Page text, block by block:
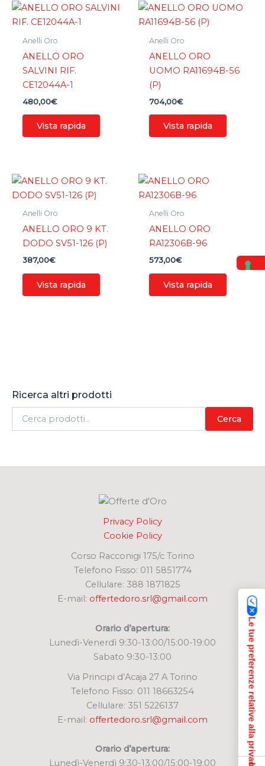
Ricerca altri prodotti
Cerca
Anelli Oro
ANELLO ORO
SALVINI RIF.
CE12044A-1
480,00€
Vista rapida
Anelli Oro
ANELLO ORO
UOMO RA11694B-56
(P)
704,00€
Vista rapida
Anelli Oro
ANELLO ORO 9 KT.
DODO SV51-126 (P)
387,00€
Vista rapida
Anelli Oro
ANELLO ORO
RA12306B-96
573,00€
Vista rapida
Privacy Policy
Cookie Policy
Corso Racconigi 175/c Torino
Telefono Fisso: 011 5851774
Cellulare: 388 1871825
E-mail: offertedoro.srl@gmail.com
Orario d’apertura:
Lunedì-Venerdì 9:30-13:00/15:00-19:00
Sabato 9:30-13:00
Via Principi d’Acaja 27 A Torino
Telefono Fisso: 011 18663254
Cellulare: 351 5226137
E-mail: offertedoro.srl@gmail.com
Orario d’apertura:
Lunedì-Venerdì 9:30-13:00/15:00-19:00
Le tue preferenze relative alla privacy